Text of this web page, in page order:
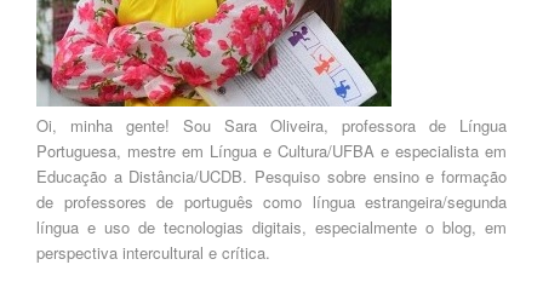
Oi, minha gente! Sou Sara Oliveira, professora de Língua
Portuguesa, mestre em Língua e Cultura/UFBA e especialista em
Educação a Distância/UCDB. Pesquiso sobre ensino e formação
de professores de português como língua estrangeira/segunda
língua e uso de tecnologias digitais, especialmente o blog, em
perspectiva intercultural e crítica.